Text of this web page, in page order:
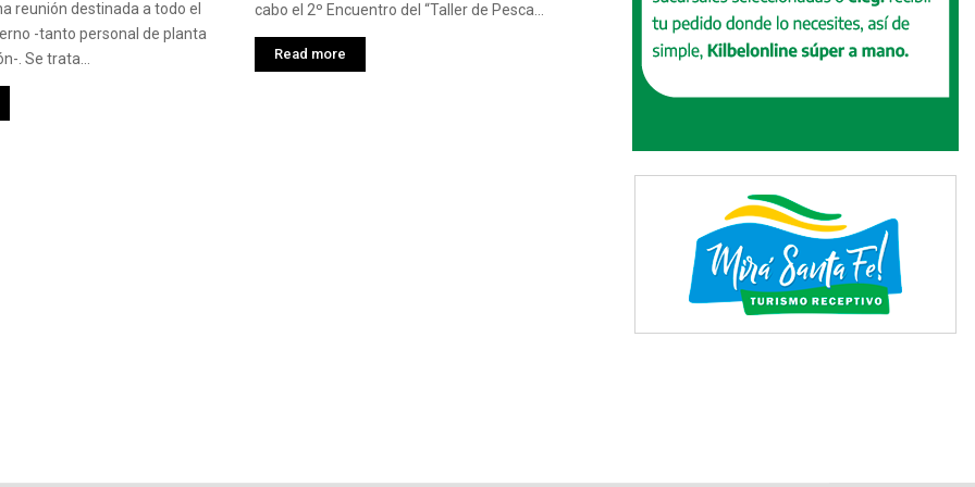
reunión destinada a todo el
-tanto personal de planta
. Se trata...
cabo el 2º Encuentro del “Taller de Pesca...
Read more